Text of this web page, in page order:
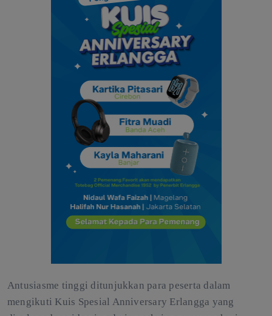
Antusiasme tinggi ditunjukkan para peserta dalam
mengikuti Kuis Spesial Anniversary Erlangga yang